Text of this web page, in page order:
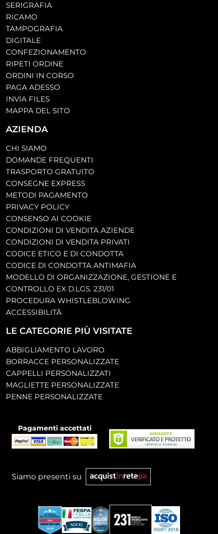
SERIGRAFIA
RICAMO
TAMPOGRAFIA
DIGITALE
CONFEZIONAMENTO
RIPETI ORDINE
ORDINI IN CORSO
PAGA ADESSO
INVIA FILES
MAPPA DEL SITO
AZIENDA
CHI SIAMO
DOMANDE FREQUENTI
TRASPORTO GRATUITO
CONSEGNE EXPRESS
METODI PAGAMENTO
PRIVACY POLICY
CONSENSO AI COOKIE
CONDIZIONI DI VENDITA AZIENDE
CONDIZIONI DI VENDITA PRIVATI
CODICE ETICO E DI CONDOTTA
CODICE DI CONDOTTA ANTIMAFIA
MODELLO DI ORGANIZZAZIONE, GESTIONE E
CONTROLLO EX D.LGS. 231/01
PROCEDURA WHISTLEBLOWING
ACCESSIBILITÀ
LE CATEGORIE PIÙ VISITATE
ABBIGLIAMENTO LAVORO
BORRACCE PERSONALIZZATE
CAPPELLI PERSONALIZZATI
MAGLIETTE PERSONALIZZATE
PENNE PERSONALIZZATE
Pagamenti accettati
Siamo presenti su